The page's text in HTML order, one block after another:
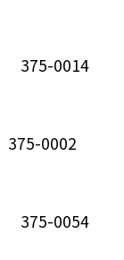
2
639